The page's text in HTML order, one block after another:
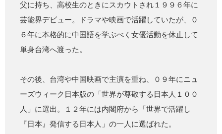
父に持ち、高校生のときにスカウトされ１９９６年に
芸能界デビュー。ドラマや映画で活躍していたが、０
６年に本格的に中国語を学ぶべく女優活動を休止して
単身台湾へ渡った。
その後、台湾や中国映画で主演を重ね、０９年にニュ
ーズウィーク日本版の「世界が尊敬する日本人１００
人」に選出。１２年には内閣府から「世界で活躍し
『日本』発信する日本人」の一人に選ばれた。